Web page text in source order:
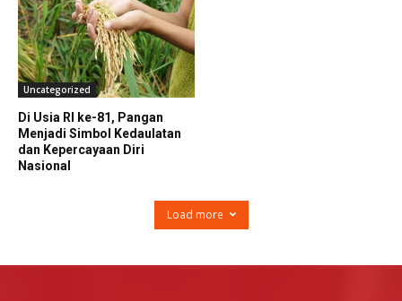
Uncategorized
Di Usia RI ke-81, Pangan
Menjadi Simbol Kedaulatan
dan Kepercayaan Diri
Nasional
Load more